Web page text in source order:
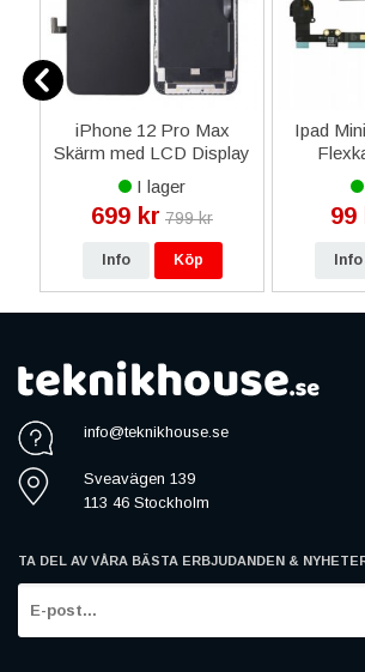
iPhone 12 Pro Max
Skärm med LCD Display
Glas - Svart
I lager
699 kr 799 kr
Info Köp
Ipad
99
Info
info@teknikhouse.se
Sveavägen 139
113 46 Stockholm
TA DEL AV VÅRA BÄSTA ERBJUDANDEN &